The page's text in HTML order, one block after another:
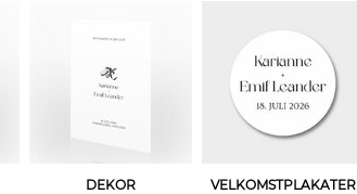
DEKOR VELKOMSTPLAKATER